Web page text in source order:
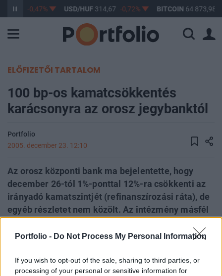
Portfolio - Do Not Process My Personal Information
If you wish to opt-out of the sale, sharing to third parties, or
processing of your personal or sensitive information for
363,70 -0,47% USD/HUF314,67 -0,72% BITCOIN 64 873,98
ELŐFIZETŐI TARTALOM
100 bp-os kamatcsökkentés
karácsonyra az orosz jegybanktól
Portfolio
2005. december 23. 12:10
Az orosz központi bank ma bejelentette, hogy
december 26-tól 1%-ponttal 12%-ra csökkenti az
irányadó kamatszintjét (refinanszírozási ráta), de
egyéb részletet nem közölt. Az intézmény másfél
melyre illetékesek korábbi nyilatkozataikban már
2004. júniusában azért hajtott végre szintén 1%-pontos